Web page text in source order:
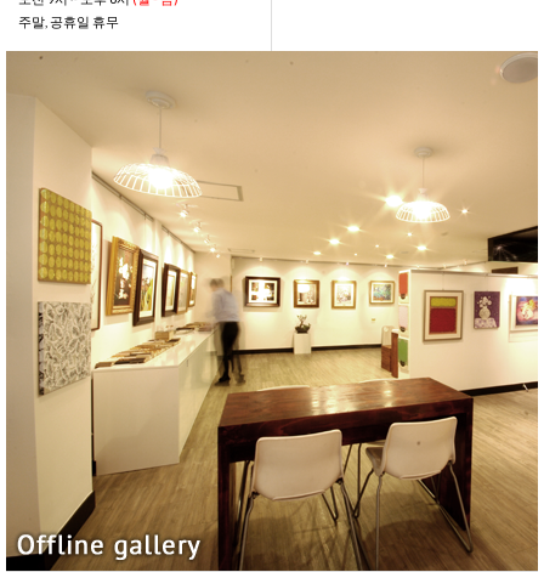
주말, 공휴일 휴무